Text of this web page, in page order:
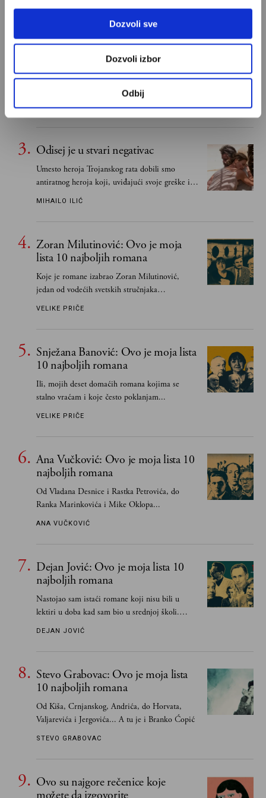
Dozvoli sve
Dozvoli izbor
Odbij
Ivan Lalić: Ovo je moja lista 10
najboljih romana
Od Dragoslava Mihailovića i Meše Selimovića,
do Mihaila Lalića i Slavenke Drakulić...
IVAN LALIĆ
Odisej je u stvari negativac
Umesto heroja Trojanskog rata dobili smo
antiratnog heroja koji, uviđajući svoje greške i
učeći na njima, shvata da postoje stvari koje su
MIHAILO ILIĆ
Zoran Milutinović: Ovo je moja
lista 10 najboljih romana
Koje je romane izabrao Zoran Milutinović,
jedan od vodećih svetskih stručnjaka
južnoslovenske književnosti
VELIKE PRIČE
Snježana Banović: Ovo je moja lista
10 najboljih romana
Ili, mojih deset domaćih romana kojima se
stalno vraćam i koje često poklanjam...
VELIKE PRIČE
Ana Vučković: Ovo je moja lista 10
najboljih romana
Od Vladana Desnice i Rastka Petrovića, do
Ranka Marinkovića i Mike Oklopa...
ANA VUČKOVIĆ
Dejan Jović: Ovo je moja lista 10
najboljih romana
Nastojao sam istaći romane koji nisu bili u
lektiri u doba kad sam bio u srednjoj školi.
Smatrao sam da su "klasici" već dovoljno
DEJAN JOVIĆ
Stevo Grabovac: Ovo je moja lista
10 najboljih romana
Od Kiša, Crnjanskog, Andrića, do Horvata,
Valjarevića i Jergovića... A tu je i Branko Ćopić
STEVO GRABOVAC
Ovo su najgore rečenice koje